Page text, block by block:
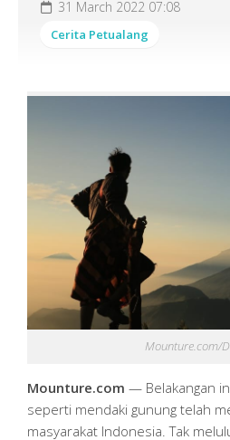
31 March 2022 07:08
Cerita Petualang
Mounture.com/
Mounture.com — Belakangan
seperti mendaki gunung telah
masyarakat Indonesia. Tak